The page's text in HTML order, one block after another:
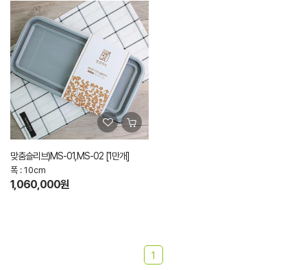
맞춤슬리브)MS-01,MS-02 [1만개]
폭 : 10cm
1,060,000원
1